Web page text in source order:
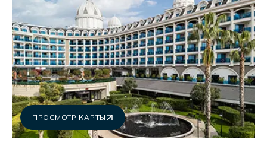
ПРОСМОТР КАРТЫ